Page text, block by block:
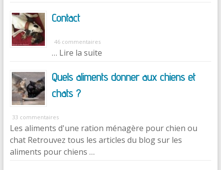
Contact
46 commentaires
… Lire la suite
Quels aliments donner aux chiens et
chats ?
33 commentaires
Les aliments d'une ration ménagère pour chien ou
chat Retrouvez tous les articles du blog sur les
aliments pour chiens …